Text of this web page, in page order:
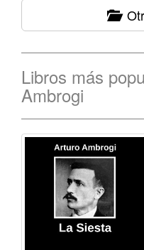
Libros más
Ambrogi